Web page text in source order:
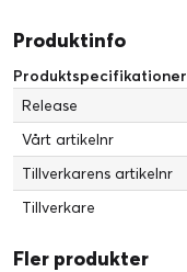
Produktinfo
Produktspecifikationer
Release
Vårt artikelnr
Tillverkarens artikelnr
Tillverkare
Fler produkter